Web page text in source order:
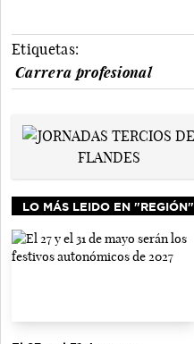
Etiquetas:
Carrera profesional
LO MÁS LEIDO EN "REGIÓN"